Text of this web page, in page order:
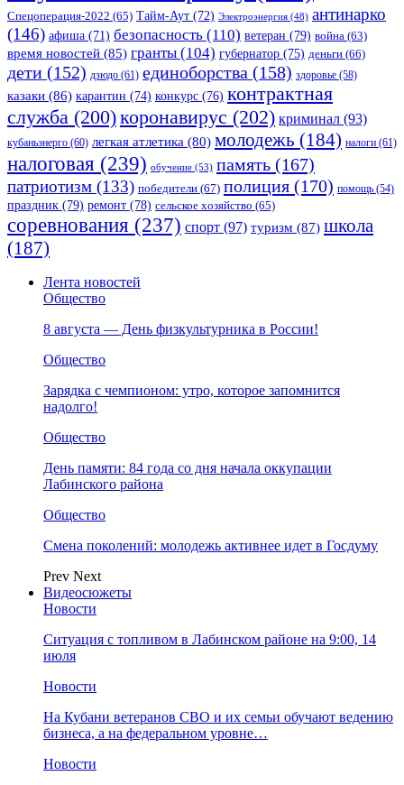
Спецоперация-2022 (65) Тайм-Аут (72) Электроэнергия (48) антинарко
(146) афиша (71) безопасность (110) ветеран (79) война (63)
время новостей (85) гранты (104) губернатор (75) деньги (66)
дети (152) дзюдо (61) единоборства (158) здоровье (58)
казаки (86) карантин (74) конкурс (76) контрактная
служба (200)коронавирус (202) криминал (93)
кубаньэнерго (60) легкая атлетика (80) молодежь (184) налоги (61)
налоговая (239) обучение (53) память (167)
патриотизм (133) победители (67) полиция (170) помощь (54)
праздник (79) ремонт (78) сельское хозяйство (65)
соревнования (237) спорт (97) туризм (87) школа
(187)
Лента новостей
Общество
8 августа — День физкультурника в России!
Общество
Зарядка с чемпионом: утро, которое запомнится
надолго!
Общество
День памяти: 84 года со дня начала оккупации
Лабинского района
Общество
Смена поколений: молодежь активнее идет в Госдуму
Prev Next
Видеосюжеты
Новости
Ситуация с топливом в Лабинском районе на 9:00, 14
июля
Новости
На Кубани ветеранов СВО и их семьи обучают ведению
бизнеса, а на федеральном уровне…
Новости